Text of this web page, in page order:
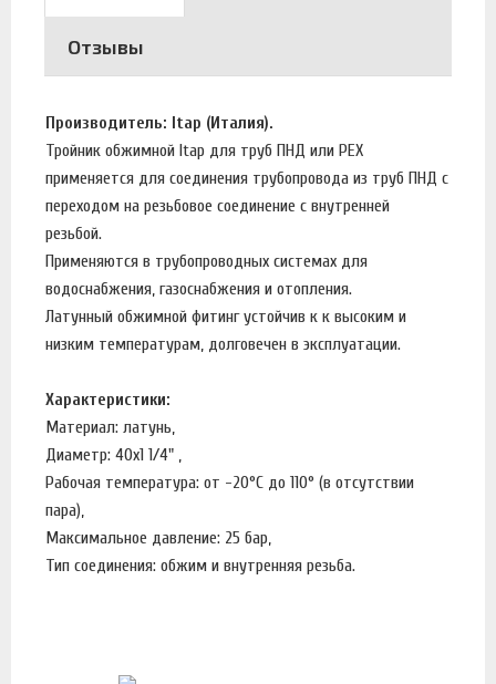
Отзывы
Производитель: Itap (Италия).
Тройник обжимной Itap для труб ПНД или PEX
применяется для соединения трубопровода из труб ПНД с
переходом на резьбовое соединение с внутренней
резьбой.
Применяются в трубопроводных системах для
водоснабжения, газоснабжения и отопления.
Латунный обжимной фитинг устойчив к к высоким и
низким температурам, долговечен в эксплуатации.
Характеристики:
Материал: латунь,
Диаметр: 40х1 1/4" ,
Рабочая температура: от -20°C до 110° (в отсутствии
пара),
Максимальное давление: 25 бар,
Тип соединения: обжим и внутренняя резьба.